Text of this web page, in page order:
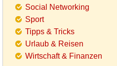
Social Networking
Sport
Tipps & Tricks
Urlaub & Reisen
Wirtschaft & Finanzen